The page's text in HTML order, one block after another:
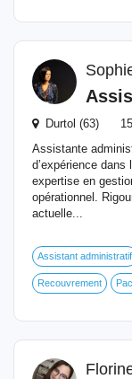
Durtol (63)
Assistante
d’expérience
expertise en
opérationnel.
actuelle...
Assistant administratif
Recouvrement